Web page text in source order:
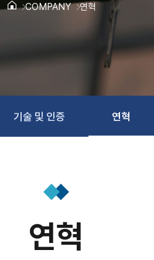
COMPANY 연혁
기술 및 인증 연혁
연혁